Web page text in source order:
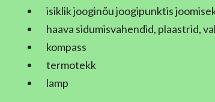
isiklik jooginõu joogipunktis
haava sidumisvahendid, plaastrid,
kompass
termotekk
lamp